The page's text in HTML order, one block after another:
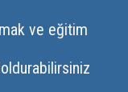
ve eğitim